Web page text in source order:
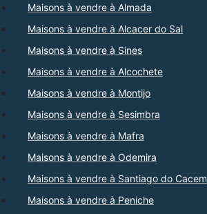
Maisons à vendre à Almada
Maisons à vendre à Alcacer do Sal
Maisons à vendre à Sines
Maisons à vendre à Alcochete
Maisons à vendre à Montijo
Maisons à vendre à Sesimbra
Maisons à vendre à Mafra
Maisons à vendre à Odemira
Maisons à vendre à Santiago do Cacem
Maisons à vendre à Peniche